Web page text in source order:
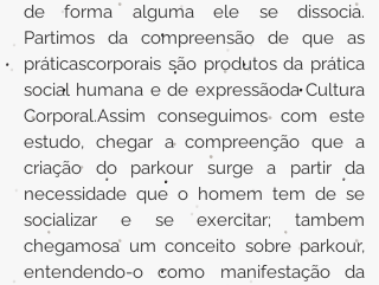
de forma alguma ele se dissocia.
Partimos da compreensão de que as
práticascorporais são produtos da prática
social humana e de expressãoda Cultura
Corporal.Assim conseguimos com este
estudo, chegar a compreenção que a
criação do parkour surge a partir da
necessidade que o homem tem de se
socializar e se exercitar; tambem
chegamosa um conceito sobre parkour,
entendendo-o como manifestação da